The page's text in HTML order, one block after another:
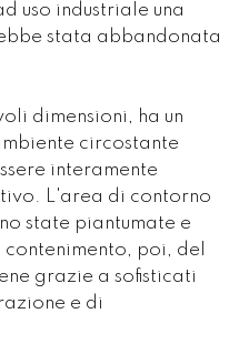
uso industriale una
stata abbandonata
dimensioni, ha un
circostante
interamente
L'area di contorno
state piantumate e
poi, del
grazie a sofisticati
e di